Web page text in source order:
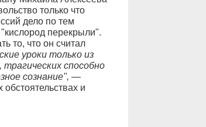
только что
дело по тем
перекрыли".
то, что он считал
уроки только из
способно
сознание", —
и